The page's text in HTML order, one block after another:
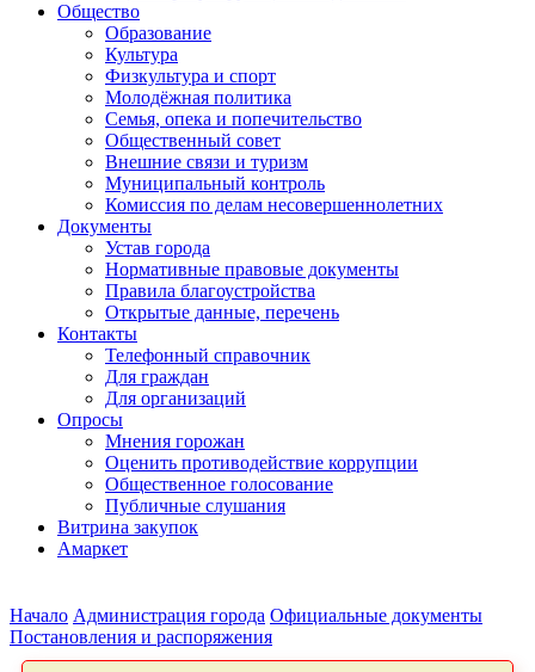
Общество
Образование
Культура
Физкультура и спорт
Молодёжная политика
Семья, опека и попечительство
Общественный совет
Внешние связи и туризм
Муниципальный контроль
Комиссия по делам несовершеннолетних
Документы
Устав города
Нормативные правовые документы
Правила благоустройства
Открытые данные, перечень
Контакты
Телефонный справочник
Для граждан
Для организаций
Опросы
Мнения горожан
Оценить противодействие коррупции
Общественное голосование
Публичные слушания
Витрина закупок
Амаркет
Начало Администрация города Официальные документы
Постановления и распоряжения